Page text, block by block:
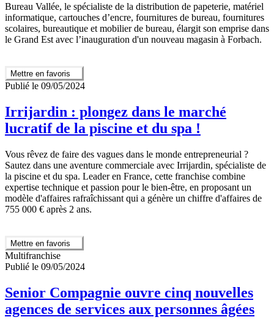
Bureau Vallée, le spécialiste de la distribution de papeterie, matériel
informatique, cartouches d’encre, fournitures de bureau, fournitures
scolaires, bureautique et mobilier de bureau, élargit son emprise dans
le Grand Est avec l’inauguration d'un nouveau magasin à Forbach.
Mettre en favoris
Publié le 09/05/2024
Irrijardin : plongez dans le marché
lucratif de la piscine et du spa !
Vous rêvez de faire des vagues dans le monde entrepreneurial ?
Sautez dans une aventure commerciale avec Irrijardin, spécialiste de
la piscine et du spa. Leader en France, cette franchise combine
expertise technique et passion pour le bien-être, en proposant un
modèle d'affaires rafraîchissant qui a génère un chiffre d'affaires de
755 000 € après 2 ans.
Mettre en favoris
Multifranchise
Publié le 09/05/2024
Senior Compagnie ouvre cinq nouvelles
agences de services aux personnes âgées